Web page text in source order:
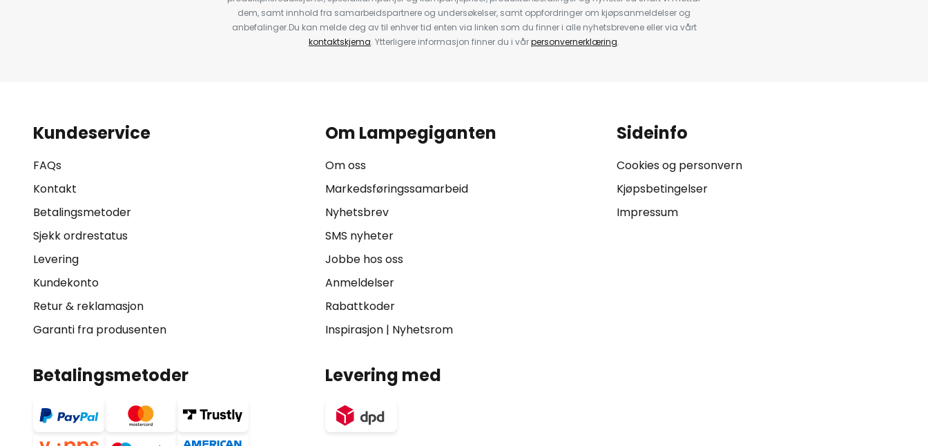
dem, samt innhold fra samarbeidspartnere og undersøkelser, samt oppfordringer om kjøpsanmeldelser og
anbefalinger.Du kan melde deg av til enhver tid enten via linken som du finner i alle nyhetsbrevene eller via vårt
kontaktskjema. Ytterligere informasjon finner du i vårpersonvernerklæring.
Kundeservice
FAQs
Kontakt
Betalingsmetoder
Sjekk ordrestatus
Levering
Kundekonto
Retur & reklamasjon
Garanti fra produsenten
Om Lampegiganten
Om oss
Markedsføringssamarbeid
Nyhetsbrev
SMS nyheter
Jobbe hos oss
Anmeldelser
Rabattkoder
Inspirasjon| Nyhetsrom
Sideinfo
Cookies og personvern
Kjøpsbetingelser
Impressum
Betalingsmetoder Levering med